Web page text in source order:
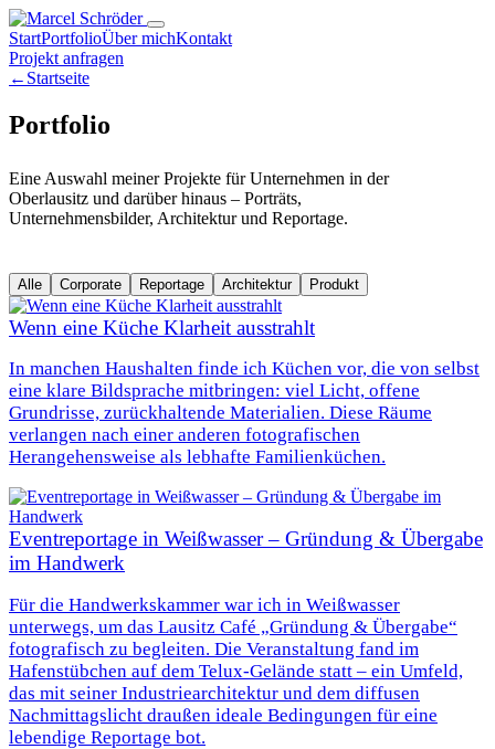
StartPortfolioÜber michKontakt
Projekt anfragen
← Startseite
Portfolio
Eine Auswahl meiner Projekte für Unternehmen in der
Oberlausitz und darüber hinaus – Porträts,
Unternehmensbilder, Architektur und Reportage.
Alle Corporate Reportage Architektur Produkt
Wenn eine Küche Klarheit ausstrahlt
In manchen Haushalten finde ich Küchen vor, die von selbst
eine klare Bildsprache mitbringen: viel Licht, offene
Grundrisse, zurückhaltende Materialien. Diese Räume
verlangen nach einer anderen fotografischen
Herangehensweise als lebhafte Familienküchen.
Eventreportage in Weißwasser – Gründung & Übergabe
im Handwerk
Für die Handwerkskammer war ich in Weißwasser
unterwegs, um das Lausitz Café „Gründung & Übergabe“
fotografisch zu begleiten. Die Veranstaltung fand im
Hafenstübchen auf dem Telux-Gelände statt – ein Umfeld,
das mit seiner Industriearchitektur und dem diffusen
Nachmittagslicht draußen ideale Bedingungen für eine
lebendige Reportage bot.